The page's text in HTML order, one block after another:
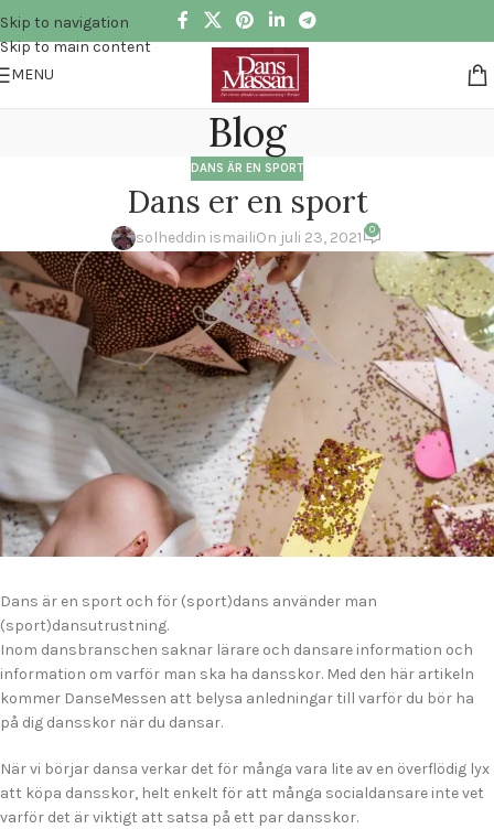
Skip to navigation
Skip to main content
MENU
Blog
DANS ÄR EN SPORT
Dans er en sport
solheddin ismailiOn juli 23, 2021 0
Dans är en sport och för (sport)dans använder man
(sport)dansutrustning.
Inom dansbranschen saknar lärare och dansare information och
information om varför man ska ha dansskor. Med den här artikeln
kommer DanseMessen att belysa anledningar till varför du bör ha
på dig dansskor när du dansar.
När vi börjar dansa verkar det för många vara lite av en överflödig lyx
att köpa dansskor, helt enkelt för att många socialdansare inte vet
varför det är viktigt att satsa på ett par dansskor.